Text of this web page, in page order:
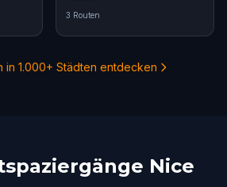
3 Routen
in 1.000+ Städten entdecken
Nice